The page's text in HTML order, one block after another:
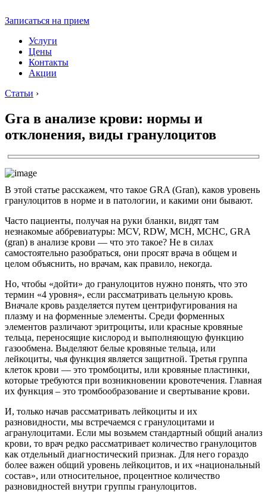
Записаться на прием
Услуги
Цены
Контакты
Акции
Статьи ›
Gra в анализе крови: нормы и
отклонения, виды гранулоцитов
В этой статье расскажем, что такое GRA (Gran), каков уровень
гранулоцитов в норме и в патологии, и какими они бывают.
Часто пациенты, получая на руки бланки, видят там
незнакомые аббревиатуры: MCV, RDW, MCH, MCHС, GRA
(gran) в анализе крови — что это такое? Не в силах
самостоятельно разобраться, они просят врача в общем и
целом объяснить, но врачам, как правило, некогда.
Но, чтобы «дойти» до гранулоцитов нужно понять, что это
термин «4 уровня», если рассматривать цельную кровь.
Вначале кровь разделяется путем центрифугирования на
плазму и на форменные элементы. Среди форменных
элементов различают эритроциты, или красные кровяные
тельца, переносящие кислород и выполняющую функцию
газообмена. Выделяют белые кровяные тельца, или
лейкоциты, чья функция является защитной. Третья группа
клеток крови — это тромбоциты, или кровяные пластинки,
которые требуются при возникновении кровотечения. Главная
их функция – это тромбообразование и свертывание крови.
И, только начав рассматривать лейкоциты и их
разновидности, мы встречаемся с гранулоцитами и
агранулоцитами. Если мы возьмем стандартный общий анализ
крови, то врач редко рассматривает количество гранулоцитов
как отдельный диагностический признак. Для него гораздо
более важен общий уровень лейкоцитов, и их «национальный
состав», или относительное, процентное количество
разновидностей внутри группы гранулоцитов.